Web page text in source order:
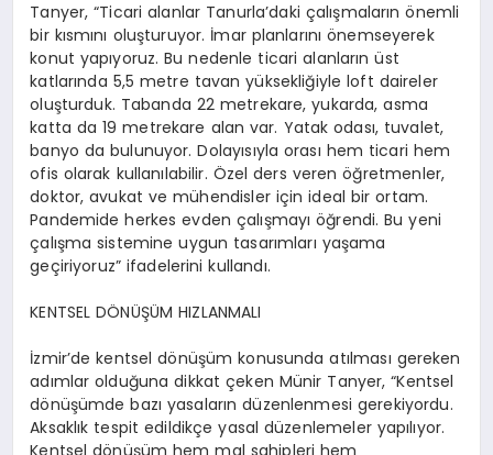
Tanyer, “Ticari alanlar Tanurla’daki çalışmaların önemli
bir kısmını oluşturuyor. İmar planlarını önemseyerek
konut yapıyoruz. Bu nedenle ticari alanların üst
katlarında 5,5 metre tavan yüksekliğiyleloft daireler
oluşturduk. Tabanda 22 metrekare, yukarda, asma
katta da 19 metrekare alan var. Yatak odası, tuvalet,
banyo da bulunuyor. Dolayısıyla orası hem ticari hem
ofis olarak kullanılabilir. Özel ders veren öğretmenler,
doktor, avukat ve mühendisler için ideal bir ortam.
Pandemide herkes evden çalışmayı öğrendi. Bu yeni
çalışma sistemine uygun tasarımları yaşama
geçiriyoruz” ifadelerini kullandı.
KENTSEL DÖNÜŞÜM HIZLANMALI
İzmir’de kentsel dönüşüm konusunda atılması gereken
adımlar olduğuna dikkat çeken Münir Tanyer, “Kentsel
dönüşümde bazı yasaların düzenlenmesi gerekiyordu.
Aksaklık tespit edildikçe yasal düzenlemeler yapılıyor.